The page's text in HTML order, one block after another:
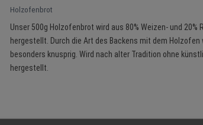
Holzofenbrot
Unser 500g Holzofenbrot wird aus 80% Weizen- und 20%
hergestellt. Durch die Art des Backens mit dem Holzofen
besonders knusprig. Wird nach alter Tradition ohne
hergestellt.